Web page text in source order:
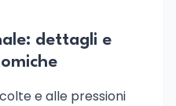
dettagli e
e alle pressioni